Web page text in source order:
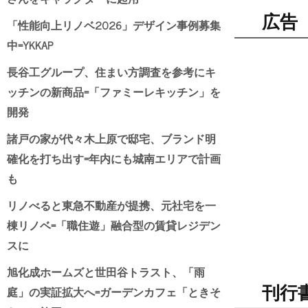
広告
刊行
「性能向上リノベ2026」デザイン事例募集
中=YKKAP
長谷工グループ、住まい方調査を参考にキ
ッチンの新商品=「ファミーレキッチン」を
開発
諸戸の家が代々木上原で邸宅、ブランド明
確化を打ち出す=年内にも城南エリアで計画
も
リノべると東急不動産が提携、元社宅を一
棟リノベ=「職住遊」融合型の賃貸レジデン
スに
旭化成ホームズと世田谷トラスト、「雨
庭」の実証拡大へ=ガーデンカフェ「ときそ